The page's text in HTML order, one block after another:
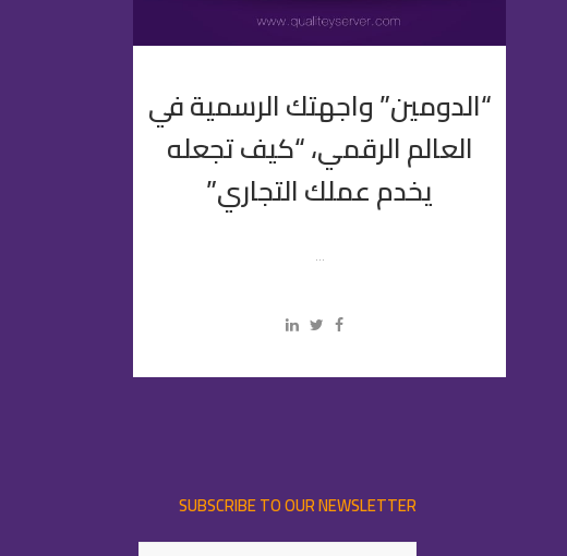
“الدومين” واجهتك الرسمية في
العالم الرقمي، “كيف تجعله
يخدم عملك التجاري”
...
SUBSCRIBE TO OUR NEWSLETTER